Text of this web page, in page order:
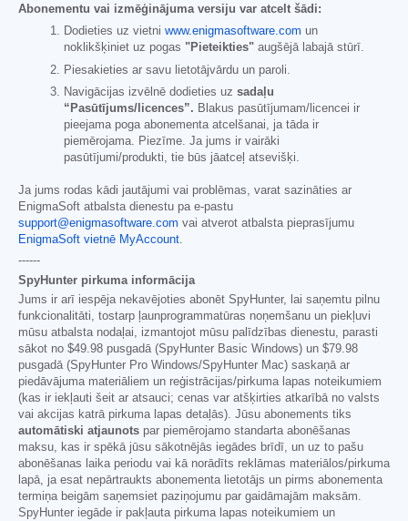
Abonementu vai izmēģinājuma versiju var atcelt šādi:
Dodieties uz vietni www.enigmasoftware.com un
noklikšķiniet uz pogas "Pieteikties" augšējā labajā stūrī.
Piesakieties ar savu lietotājvārdu un paroli.
Navigācijas izvēlnē dodieties uz sadaļu
“Pasūtījums/licences”. Blakus pasūtījumam/licencei ir
pieejama poga abonementa atcelšanai, ja tāda ir
piemērojama. Piezīme. Ja jums ir vairāki
pasūtījumi/produkti, tie būs jāatceļ atsevišķi.
Ja jums rodas kādi jautājumi vai problēmas, varat sazināties ar
EnigmaSoft atbalsta dienestu pa e-pastu
support@enigmasoftware.com vai atverot atbalsta pieprasījumu
EnigmaSoft vietnē MyAccount.
------
SpyHunter pirkuma informācija
Jums ir arī iespēja nekavējoties abonēt SpyHunter, lai saņemtu pilnu
funkcionalitāti, tostarp ļaunprogrammatūras noņemšanu un piekļuvi
mūsu atbalsta nodaļai, izmantojot mūsu palīdzības dienestu, parasti
sākot no $49.98 pusgadā (SpyHunter Basic Windows) un $79.98
pusgadā (SpyHunter Pro Windows/SpyHunter Mac) saskaņā ar
piedāvājuma materiāliem un reģistrācijas/pirkuma lapas noteikumiem
(kas ir iekļauti šeit ar atsauci; cenas var atšķirties atkarībā no valsts
vai akcijas katrā pirkuma lapas detaļās). Jūsu abonements tiks
automātiski atjaunots par piemērojamo standarta abonēšanas
maksu, kas ir spēkā jūsu sākotnējās iegādes brīdī, un uz to pašu
abonēšanas laika periodu vai kā norādīts reklāmas materiālos/pirkuma
lapā, ja esat nepārtraukts abonementa lietotājs un pirms abonementa
termiņa beigām saņemsiet paziņojumu par gaidāmajām maksām.
SpyHunter iegāde ir pakļauta pirkuma lapas noteikumiem un